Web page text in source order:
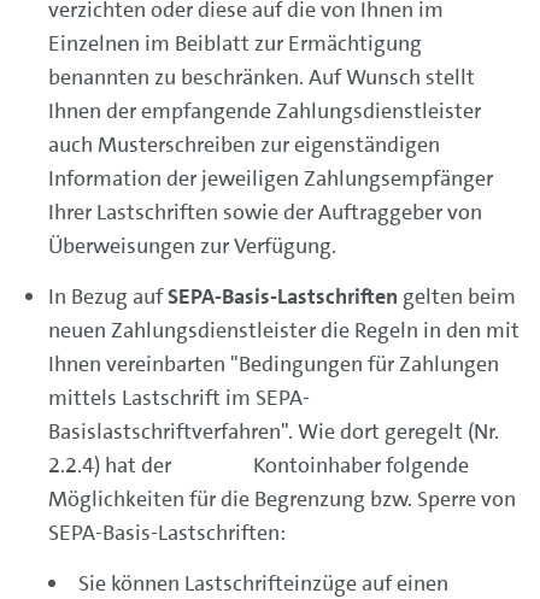
verzichten oder diese auf die von Ihnen im
Einzelnen im Beiblatt zur Ermächtigung
benannten zu beschränken. Auf Wunsch stellt
Ihnen der empfangende Zahlungsdienstleister
auch Musterschreiben zur eigenständigen
Information der jeweiligen Zahlungsempfänger
Ihrer Lastschriften sowie der Auftraggeber von
Überweisungen zur Verfügung.
In Bezug aufSEPA-Basis-Lastschriften gelten beim
neuen Zahlungsdienstleister die Regeln in den mit
Ihnen vereinbarten "Bedingungen für Zahlungen
mittels Lastschrift im SEPA-
Basislastschriftverfahren". Wie dort geregelt (Nr.
2.2.4) hat der Kontoinhaber folgende
Möglichkeiten für die Begrenzung bzw. Sperre von
SEPA-Basis-Lastschriften:
Sie können Lastschrifteinzüge auf einen